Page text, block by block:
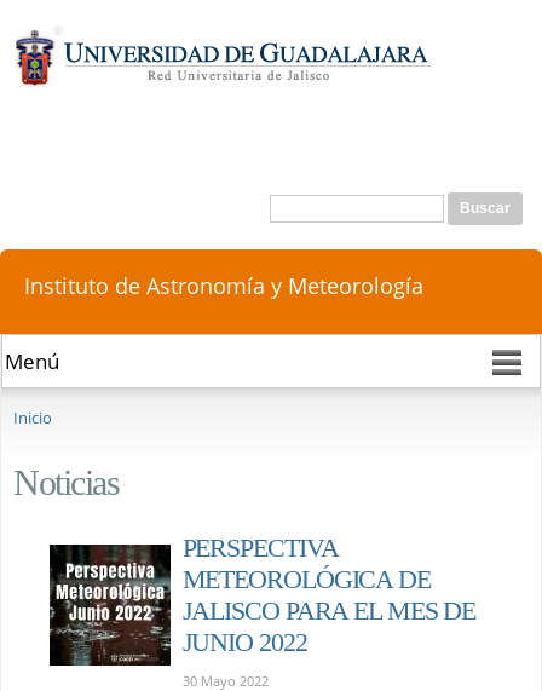
principal
Formulario de búsqueda
Buscar
Instituto de Astronomía y Meteorología
Inicio
Noticias
PERSPECTIVA
METEOROLÓGICA DE
JALISCO PARA EL MES DE
JUNIO 2022
30 Mayo 2022